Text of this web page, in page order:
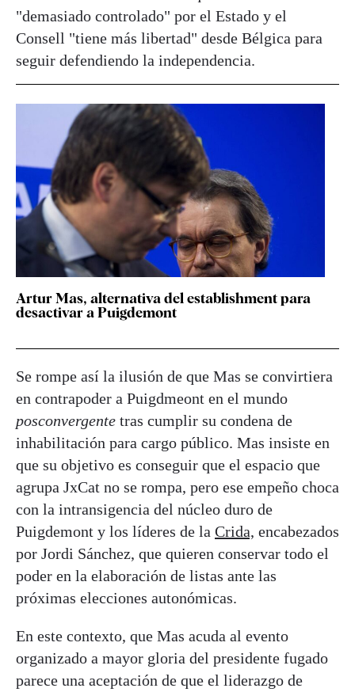
"demasiado controlado" por el Estado y el
Consell "tiene más libertad" desde Bélgica para
seguir defendiendo la independencia.
Artur Mas, alternativa del establishment para
desactivar a Puigdemont
Se rompe así la ilusión de que Mas se convirtiera
en contrapoder a Puigdmeont en el mundo
posconvergente tras cumplir su condena de
inhabilitación para cargo público. Mas insiste en
que su objetivo es conseguir que el espacio que
agrupa JxCat no se rompa, pero ese empeño choca
con la intransigencia del núcleo duro de
Puigdemont y los líderes de la Crida, encabezados
por Jordi Sánchez, que quieren conservar todo el
poder en la elaboración de listas ante las
próximas elecciones autonómicas.
En este contexto, que Mas acuda al evento
organizado a mayor gloria del presidente fugado
parece una aceptación de que el liderazgo de